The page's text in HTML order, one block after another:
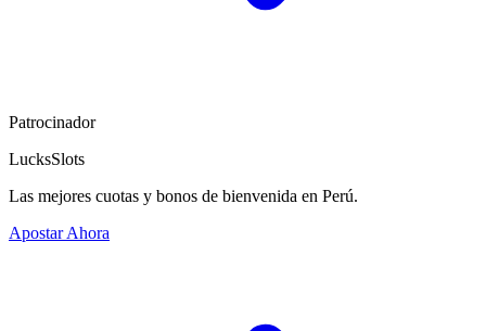
Patrocinador
LucksSlots
Las mejores cuotas y bonos de bienvenida en Perú.
Apostar Ahora